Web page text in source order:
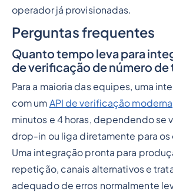
operador já provisionadas.
Perguntas frequentes
Quanto tempo leva para
de verificação de número
Para a maioria das equipes, uma
com um API de verificação moderna
minutos e 4 horas, dependendo se
drop-in ou liga diretamente para os
Uma integração pronta para
repetição, canais alternativos e
adequado de erros normalmente